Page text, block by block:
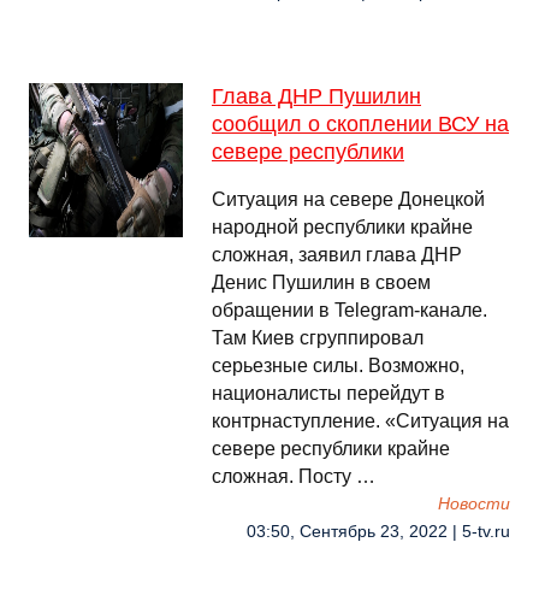
Глава ДНР Пушилин
сообщил о скоплении ВСУ на
севере республики
Ситуация на севере Донецкой
народной республики крайне
сложная, заявил глава ДНР
Денис Пушилин в своем
обращении в Telegram-канале.
Там Киев сгруппировал
серьезные силы. Возможно,
националисты перейдут в
контрнаступление. «Ситуация на
севере республики крайне
сложная. Посту …
Новости
03:50, Сентябрь 23, 2022 | 5-tv.ru